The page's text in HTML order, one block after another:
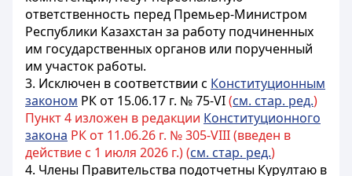
ответственность перед Премьер-Министром
Республики Казахстан за работу подчиненных
им государственных органов или порученный
им участок работы.
3. Исключен в соответствии с Конституционным
законом РК от 15.06.17 г. № 75-VI(см. стар. ред.)
Пункт 4 изложен в редакции Конституционного
закона РК от 11.06.26 г. № 305-VIII (введен в
действие с 1 июля 2026 г.) (см. стар. ред.)
4. Члены Правительства подотчетны Курултаю в